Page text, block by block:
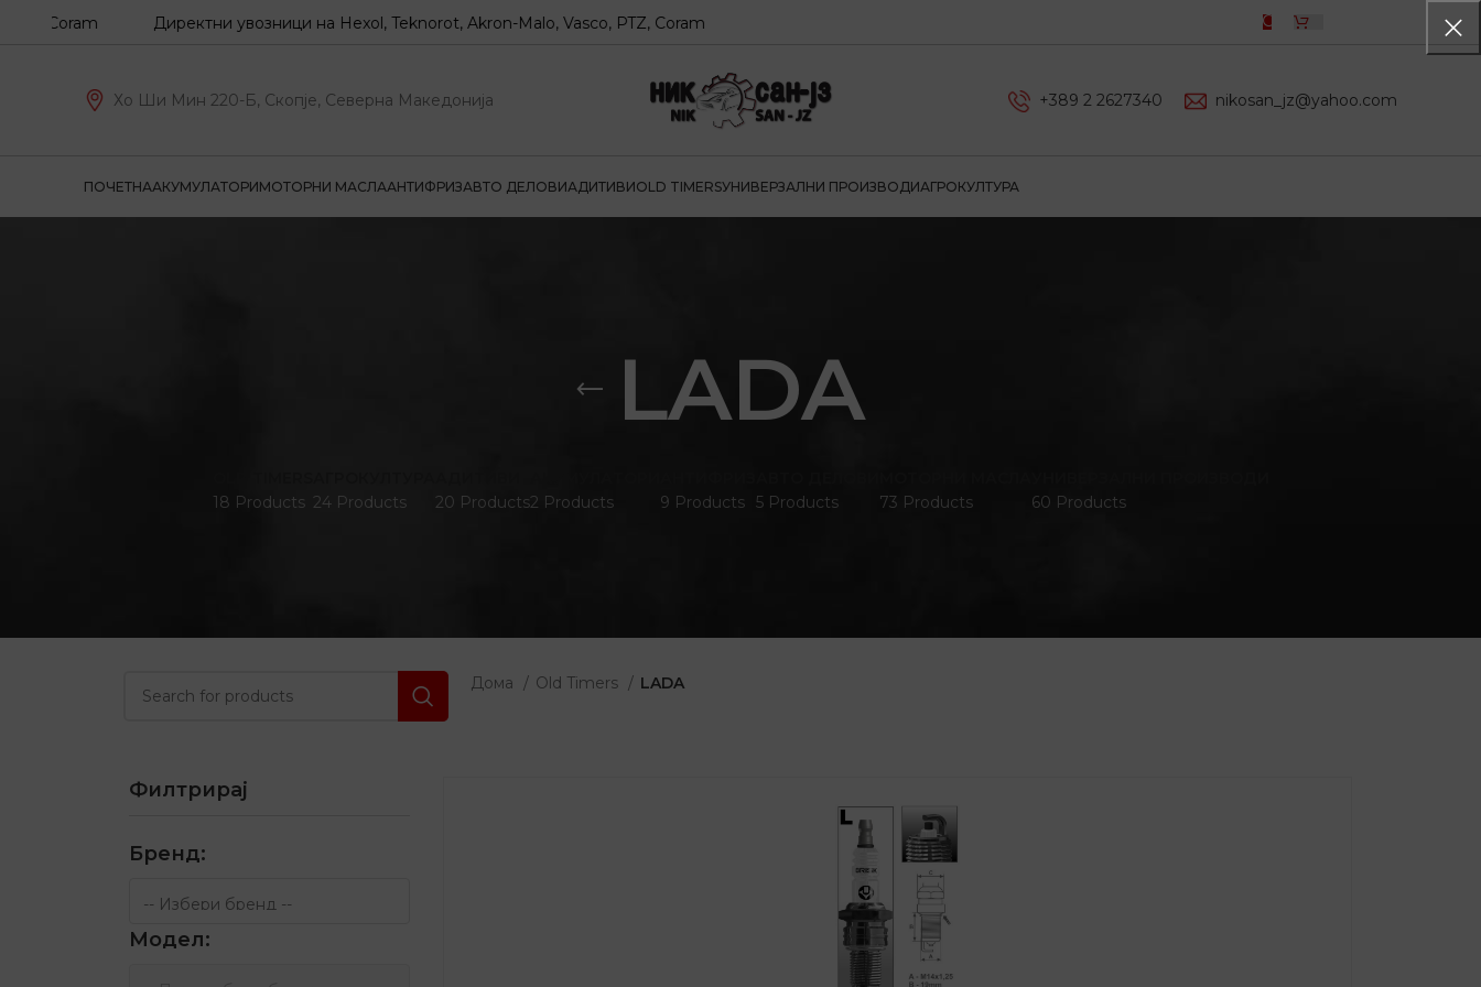
Coram Директни увозници на Hexol, Teknorot, Akron-Malo, Vasco, PTZ, Coram
Хо Ши Мин 220-Б, Скопје, Северна Македонија +389 2 2627340 nikosan_jz@yahoo.com
ПОЧЕТНААКУМУЛАТОРИМОТОРНИ МАСЛААНТИФРИЗАВТО ДЕЛОВИАДИТИВИOLD TIMERSУНИВЕРЗАЛНИ ПРОИЗВОДИАГРОКУЛТУРА
LADA
18 Products 24 Products
20 Products2 Products
9 Products 5 Products
73 Products
60 Products
Дома Old Timers LADA
Филтрирај
Бренд:
Модел: